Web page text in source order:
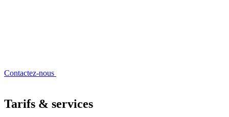
Contactez-nous
Tarifs & services